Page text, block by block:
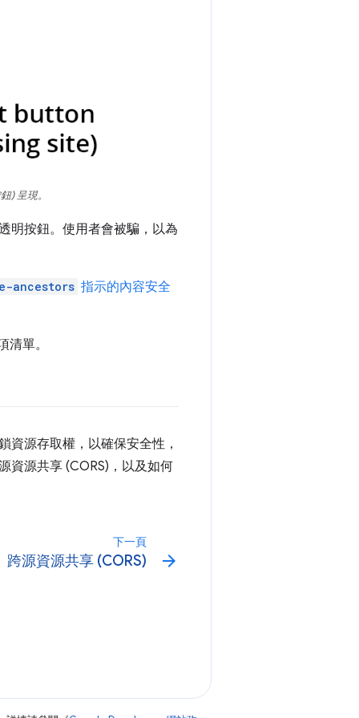
) 呈現。
明按鈕。使用者會被騙，以為
ancestors 指示的內容安全
清單。
資源存取權，以確保安全性，
資源共享 (CORS)，以及如何
下一頁
跨源資源共享 (CORS) arrow_forward